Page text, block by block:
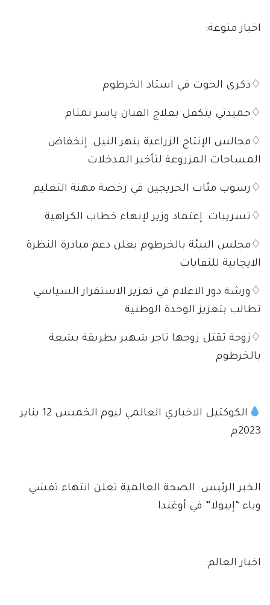
اخبار منوعة:
♢ذكرى الحوت في استاد الخرطوم
♢حميدتي يتكفل بعلاج الفنان ياسر تمتام
♢مجالس الإنتاج الزراعية بنهر النيل: إنخفاض
المساحات المزروعة لتأخير المدخلات
♢رسوب مئات الخريجين في رخصة مهنة التعليم
♢تسريبات: إعتماد وزير لإنهاء خطاب الكراهية
♢مجلس البيئة بالخرطوم يعلن دعم مبادرة النظرة
الايجابية للنفايات
♢ورشة دور الاعلام في تعزيز الاستقرار السياسي
تطالب بتعزيز الوحدة الوطنية
♢زوجة تقتل زوجها تاجر شهير بطريقة بشعة
بالخرطوم
الكوكتيل الاخباري العالمي ليوم الخميس 12 يناير
2023م
الخبر الرئيس: الصحة العالمية تعلن انتهاء تفشي
وباء “إيبولا” في أوغندا
اخبار العالم: